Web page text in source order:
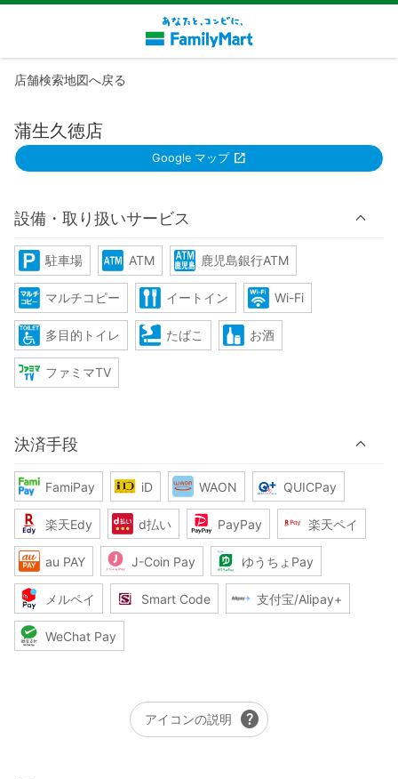
店舗検索地図へ戻る
蒲生久徳店
Google マップ
設備・取り扱いサービス
駐車場 ATM 鹿児島銀行ATM
マルチコピー イートイン Wi-Fi
多目的トイレ たばこ お酒
ファミマTV
決済手段
FamiPay iD WAON QUICPay
楽天Edy d払い PayPay 楽天ペイ
au PAY J-Coin Pay ゆうちょPay
メルペイ Smart Code 支付宝/Alipay+
WeChat Pay
アイコンの説明 help